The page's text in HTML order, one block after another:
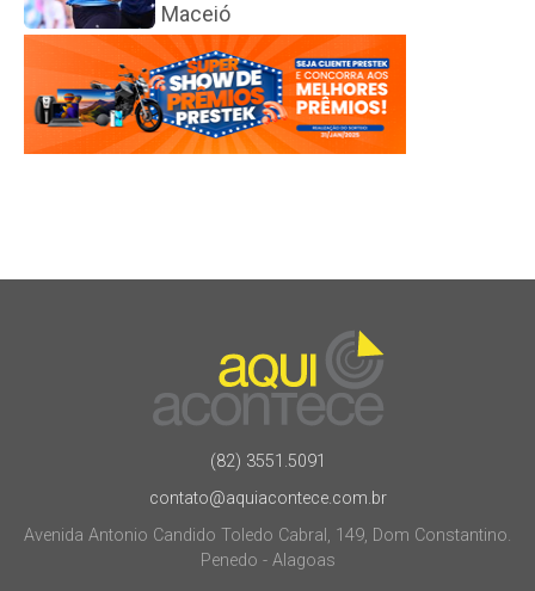
Maceió
(82) 3551.5091
contato@aquiacontece.com.br
Avenida Antonio Candido Toledo Cabral, 149, Dom Constantino.
Penedo - Alagoas